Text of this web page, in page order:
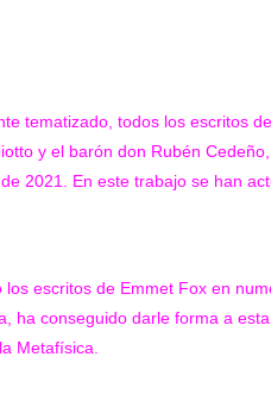
tematizado, todos los escritos
y el barón don Rubén
2021. En este trabajo se han
escritos de Emmet Fox en
ha conseguido darle forma a
Metafísica.